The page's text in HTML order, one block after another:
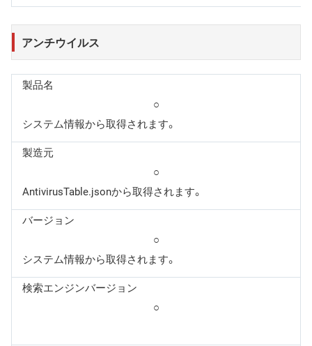
アンチウイルス
製品名
○
システム情報から取得されます。
製造元
○
AntivirusTable.jsonから取得されます。
バージョン
○
システム情報から取得されます。
検索エンジンバージョン
○